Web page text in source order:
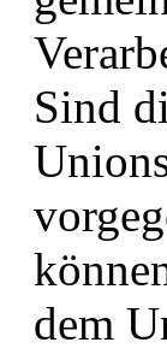
Sind
dem